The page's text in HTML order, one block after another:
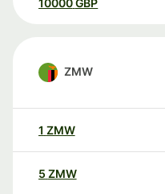
10000 GBP
ZMW
1 ZMW
5 ZMW